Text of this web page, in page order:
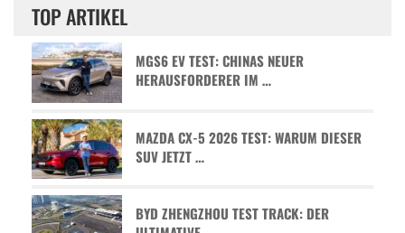
TOP ARTIKEL
MGS6 EV TEST: CHINAS NEUER
HERAUSFORDERER IM …
MAZDA CX-5 2026 TEST: WARUM DIESER
SUV JETZT …
BYD ZHENGZHOU TEST TRACK: DER